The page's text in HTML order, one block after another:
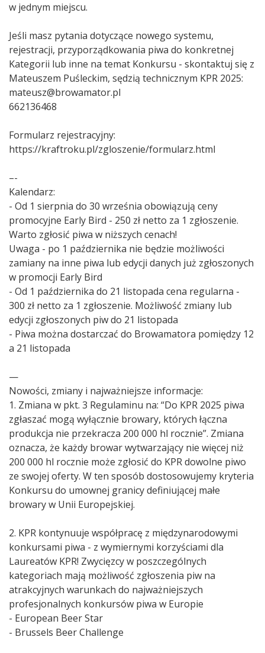
w jednym miejscu.
Jeśli masz pytania dotyczące nowego systemu,
rejestracji, przyporządkowania piwa do konkretnej
Kategorii lub inne na temat Konkursu - skontaktuj się z
Mateuszem Puśleckim, sędzią technicznym KPR 2025:
mateusz@browamator.pl
662136468
Formularz rejestracyjny:
https://kraftroku.pl/zgloszenie/formularz.html
–-
Kalendarz:
- Od 1 sierpnia do 30 września obowiązują ceny
promocyjne Early Bird - 250 zł netto za 1 zgłoszenie.
Warto zgłosić piwa w niższych cenach!
Uwaga - po 1 października nie będzie możliwości
zamiany na inne piwa lub edycji danych już zgłoszonych
w promocji Early Bird
- Od 1 października do 21 listopada cena regularna -
300 zł netto za 1 zgłoszenie. Możliwość zmiany lub
edycji zgłoszonych piw do 21 listopada
- Piwa można dostarczać do Browamatora pomiędzy 12
a 21 listopada
—
Nowości, zmiany i najważniejsze informacje:
1. Zmiana w pkt. 3 Regulaminu na: “Do KPR 2025 piwa
zgłaszać mogą wyłącznie browary, których łączna
produkcja nie przekracza 200 000 hl rocznie”. Zmiana
oznacza, że każdy browar wytwarzający nie więcej niż
200 000 hl rocznie może zgłosić do KPR dowolne piwo
ze swojej oferty. W ten sposób dostosowujemy kryteria
Konkursu do umownej granicy definiującej małe
browary w Unii Europejskiej.
2. KPR kontynuuje współpracę z międzynarodowymi
konkursami piwa - z wymiernymi korzyściami dla
Laureatów KPR! Zwycięzcy w poszczególnych
kategoriach mają możliwość zgłoszenia piw na
atrakcyjnych warunkach do najważniejszych
profesjonalnych konkursów piwa w Europie
- European Beer Star
- Brussels Beer Challenge